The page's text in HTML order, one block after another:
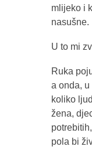
mlijeko i
nasušne.
U to mi
Ruka
a onda, u
koliko
žena,
potrebitih,
pola bi